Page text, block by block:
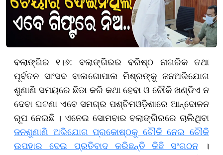
ବଲାଙ୍ଗିର ୧।୬: ବଲାଙ୍ଗିରର ବରିଷ୍ଠ ନାଗରିକ ତଥା
ପୂର୍ବତନ ସାଂସଦ ବାଲଗୋପାଲ ମିଶ୍ରଙ୍କୁ ଜନଅଭିଯୋଗ
ଶୁଣାଣି ସମୟରେ ଛିଡା କରି କଥା ହେବା ଓ ଚୌକି ଖଣ୍ଡିଏ ନ
ଦେବା ଘଟଣା ଏବେ ସମଗ୍ର ପଶ୍ଚିମଓଡ଼ିଶାରେ ଆନ୍ଦୋଳନ
ରୂପ ନେଇଛି । ଏନେଇ ସୋମବାର ବଲାଙ୍ଗିରରେ ଚାଲିଥିବା
ଜନଶୁଣାଣି ଅଭିଯୋଗ ପ୍ରକୋଷ୍ଠକୁ ଚୌକି ନେଇ ଚୌକି
ଉପହାର ଦେଇ ପ୍ରତିବାଦ କରିଛନ୍ତି କିଛି ସଂଗଠନ ।